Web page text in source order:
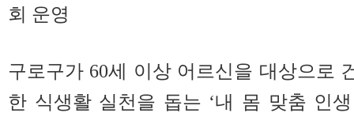
회 운영
구로구가 60세 이상 어르신을 대상으로
한 식생활 실천을 돕는 ‘내 몸 맞춤 인